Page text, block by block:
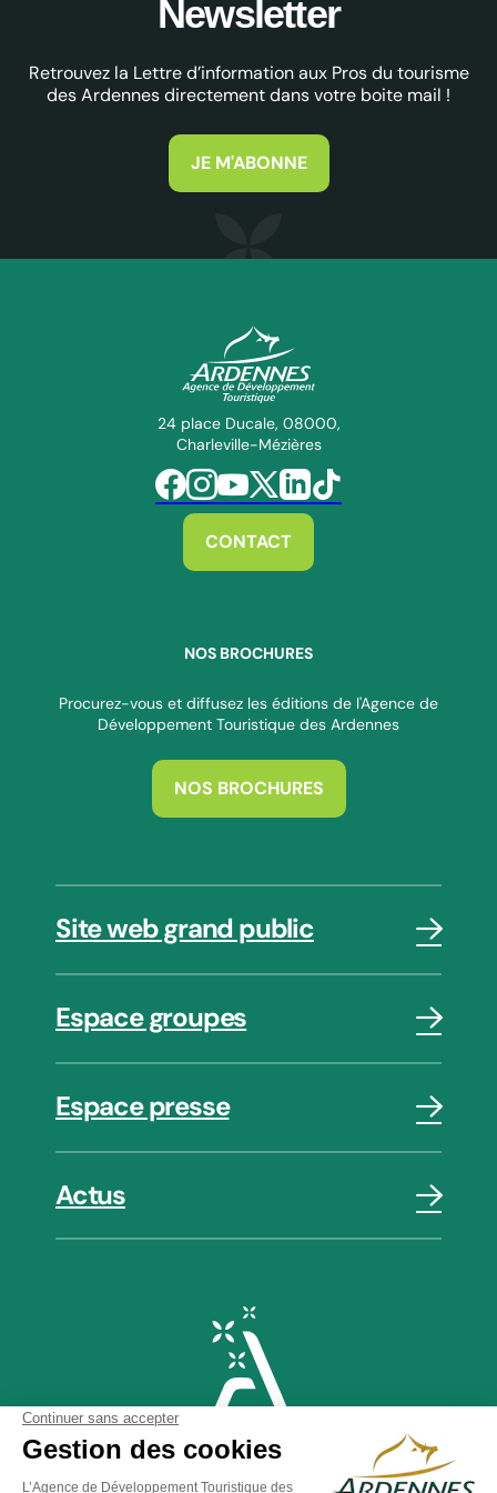
Newsletter
Retrouvez la Lettre d’information aux Pros du tourisme
des Ardennes directement dans votre boite mail !
JE M'ABONNE
ADT des Ardennes Pro
24 place Ducale, 08000,
Charleville-Mézières
Suivez-nous sur Facebook
Suivez-nous sur Instagram
Suivez-nous sur Youtube
Suivez-nous sur Twitter
Suivez-nous sur Linkedin
Suivez-nous sur Tiktok
CONTACT
NOS BROCHURES
Procurez-vous et diffusez les éditions de l'Agence de
Développement Touristique des Ardennes
NOS BROCHURES
Site web grand public
Espace groupes
Espace presse
Actus